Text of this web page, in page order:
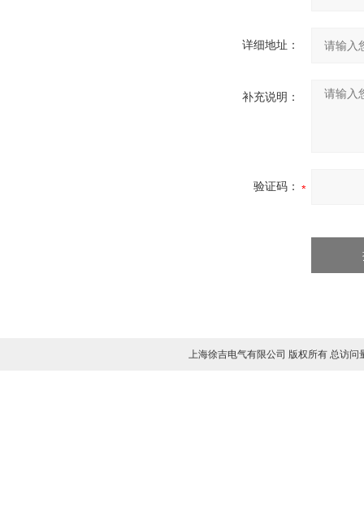
详细地址：
补充说明：
验证码：
上海徐吉电气有限公司 版权所有 总访问